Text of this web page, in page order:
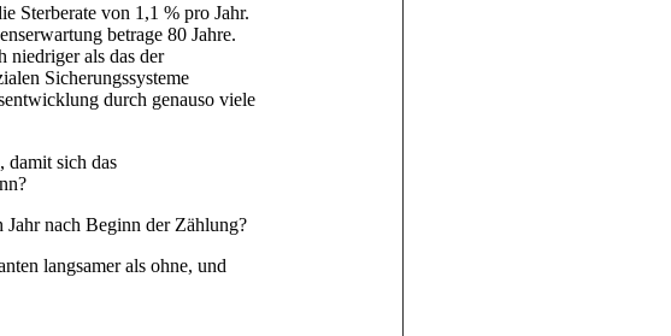
Sterberate von 1,1 % pro Jahr.
betrage 80 Jahre.
niedriger als das der
Sicherungssysteme
durch genauso viele
damit sich das
nach Beginn der Zählung?
langsamer als ohne, und